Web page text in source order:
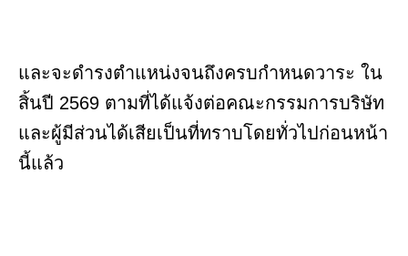
และจะดำรงตำแหน่งจนถึงครบกำหนดวาระ ใน
สิ้นปี 2569 ตามที่ได้แจ้งต่อคณะกรรมการบริษัท
และผู้มีส่วนได้เสียเป็นที่ทราบโดยทั่วไปก่อนหน้า
นี้แล้ว